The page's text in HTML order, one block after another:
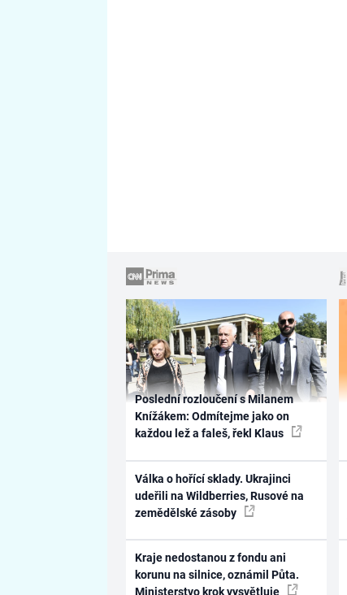
Poslední rozloučení s Milanem
Knížákem: Odmítejme jako on
každou lež a faleš, řekl Klaus
Válka o hořící sklady. Ukrajinci
udeřili na Wildberries, Rusové na
zemědělské zásoby
Kraje nedostanou z fondu ani
korunu na silnice, oznámil Půta.
Ministerstvo krok vysvětluje